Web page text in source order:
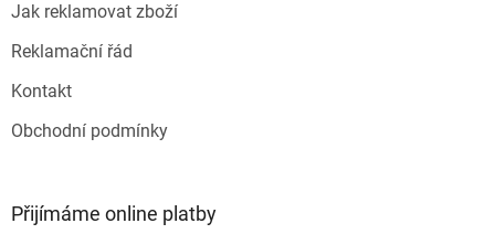
Jak reklamovat zboží
Reklamační řád
Kontakt
Obchodní podmínky
Přijímáme online platby